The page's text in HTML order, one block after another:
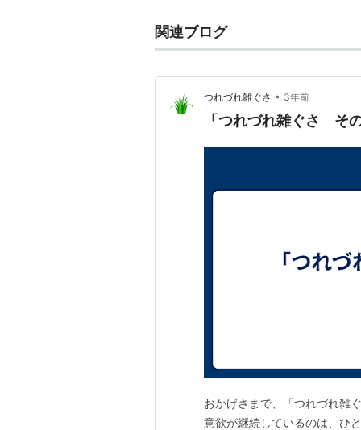
関連ブログ
つれづれ雑ぐさ • 3年前
「つれづれ雑ぐさ そ
おかげさまで、「つれづれ雑
意欲が継続しているのは、ひ